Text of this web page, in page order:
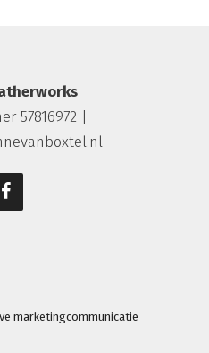
57816972 |
marketingcommunicatie